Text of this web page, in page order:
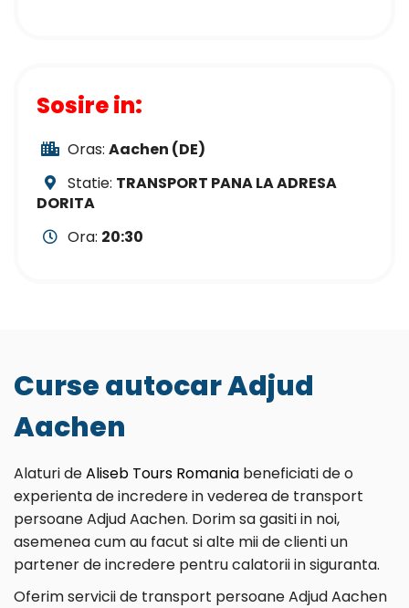
Sosire in:
Oras: Aachen (DE)
Statie: TRANSPORT PANA LA ADRESA
DORITA
Ora: 20:30
Curse autocar Adjud
Aachen
Alaturi deAliseb Tours Romania beneficiati de o
experienta de incredere in vederea de transport
persoane Adjud Aachen. Dorim sa gasiti in noi,
asemenea cum au facut si alte mii de clienti un
partener de incredere pentru calatorii in siguranta.
Oferim servicii de transport persoane Adjud Aachen